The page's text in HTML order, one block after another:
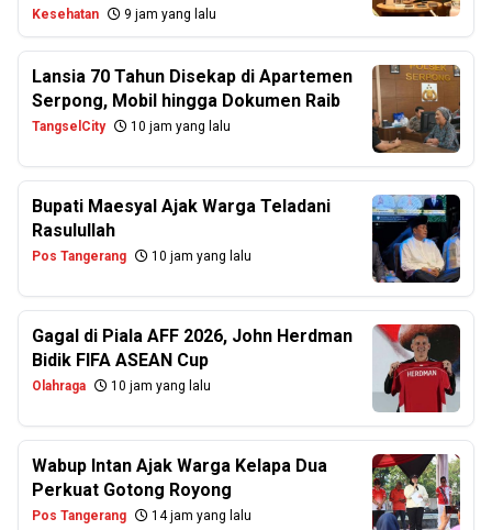
Kesehatan 9 jam yang lalu
Lansia 70 Tahun Disekap di Apartemen
Serpong, Mobil hingga Dokumen Raib
TangselCity 10 jam yang lalu
Bupati Maesyal Ajak Warga Teladani
Rasulullah
Pos Tangerang 10 jam yang lalu
Gagal di Piala AFF 2026, John Herdman
Bidik FIFA ASEAN Cup
Olahraga 10 jam yang lalu
Wabup Intan Ajak Warga Kelapa Dua
Perkuat Gotong Royong
Pos Tangerang 14 jam yang lalu